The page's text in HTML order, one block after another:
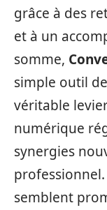
grâce à des
et à un
somme,
simple outil
véritable
numérique
synergies
professionnel.
semblent